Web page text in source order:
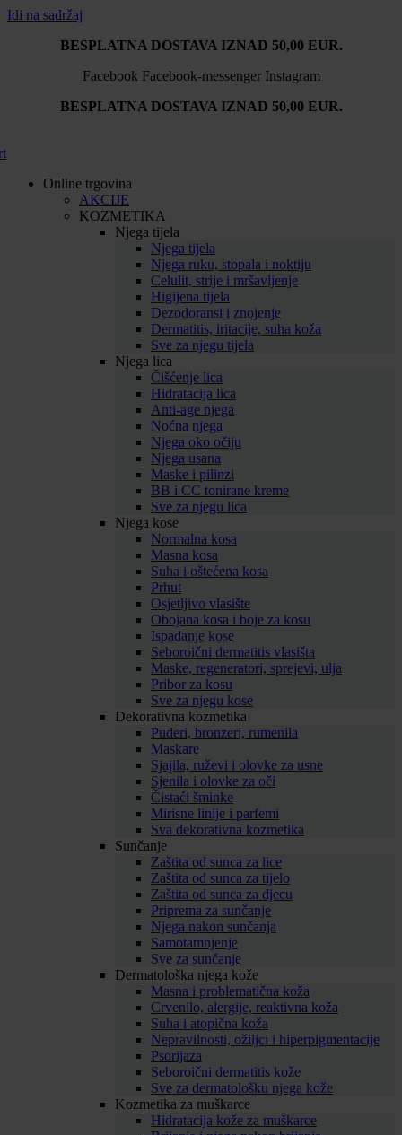
Idi na sadržaj
BESPLATNA DOSTAVA IZNAD 50,00 EUR.
Facebook Facebook-messenger Instagram
BESPLATNA DOSTAVA IZNAD 50,00 EUR.
Online trgovina
AKCIJE
KOZMETIKA
Njega tijela
Njega tijela
Njega ruku, stopala i noktiju
Celulit, strije i mršavljenje
Higijena tijela
Dezodoransi i znojenje
Dermatitis, iritacije, suha koža
Sve za njegu tijela
Njega lica
Čišćenje lica
Hidratacija lica
Anti-age njega
Noćna njega
Njega oko očiju
Njega usana
Maske i pilinzi
BB i CC tonirane kreme
Sve za njegu lica
Njega kose
Normalna kosa
Masna kosa
Suha i oštećena kosa
Prhut
Osjetljivo vlasište
Obojana kosa i boje za kosu
Ispadanje kose
Seboroični dermatitis vlasišta
Maske, regeneratori, sprejevi, ulja
Pribor za kosu
Sve za njegu kose
Dekorativna kozmetika
Puderi, bronzeri, rumenila
Maskare
Sjajila, ruževi i olovke za usne
Sjenila i olovke za oči
Čistaći šminke
Mirisne linije i parfemi
Sva dekorativna kozmetika
Sunčanje
Zaštita od sunca za lice
Zaštita od sunca za tijelo
Zaštita od sunca za djecu
Priprema za sunčanje
Njega nakon sunčanja
Samotamnjenje
Sve za sunčanje
Dermatološka njega kože
Masna i problematična koža
Crvenilo, alergije, reaktivna koža
Suha i atopična koža
Nepravilnosti, ožiljci i hiperpigmentacije
Psorijaza
Seboroični dermatitis kože
Sve za dermatološku njega kože
Kozmetika za muškarce
Hidratacija kože za muškarce